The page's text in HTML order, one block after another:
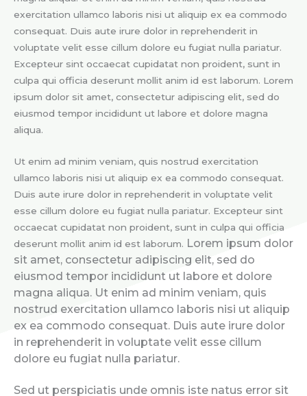
exercitation ullamco laboris nisi ut aliquip ex ea commodo
consequat. Duis aute irure dolor in reprehenderit in
voluptate velit esse cillum dolore eu fugiat nulla pariatur.
Excepteur sint occaecat cupidatat non proident, sunt in
culpa qui officia deserunt mollit anim id est laborum. Lorem
ipsum dolor sit amet, consectetur adipiscing elit, sed do
eiusmod tempor incididunt ut labore et dolore magna
aliqua.
Ut enim ad minim veniam, quis nostrud exercitation
ullamco laboris nisi ut aliquip ex ea commodo consequat.
Duis aute irure dolor in reprehenderit in voluptate velit
esse cillum dolore eu fugiat nulla pariatur. Excepteur sint
occaecat cupidatat non proident, sunt in culpa qui officia
deserunt mollit anim id est laborum. Lorem ipsum dolor
sit amet, consectetur adipiscing elit, sed do
eiusmod tempor incididunt ut labore et dolore
magna aliqua. Ut enim ad minim veniam, quis
nostrud exercitation ullamco laboris nisi ut aliquip
ex ea commodo consequat. Duis aute irure dolor
in reprehenderit in voluptate velit esse cillum
dolore eu fugiat nulla pariatur.
Sed ut perspiciatis unde omnis iste natus error sit